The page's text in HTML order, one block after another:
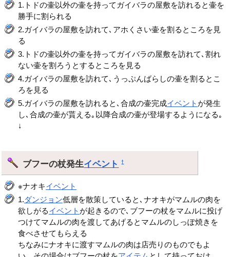
1.トドの壷以外の壷を持ってガイバラの屋敷を訪れると壷を
勝手に割られる
2.ガイバラの屋敷を訪れて､アホくさい壷を割るところを見
る
3.トドの壷以外の壷を持ってガイバラの屋敷を訪れて､割れ
ない壷を割ろうとするところを見る
4.ガイバラの屋敷を訪れて､うっぷんばらしの壷を割るとこ
ろを見る
5.ガイバラの屋敷を訪れると､合成の壷完成イベント が発生
し､合成の壷が貰える｡以降合成の壷が登場するようになる｡
↓
ブフーの杖発生イベント †
※ナオキイベント
1.ダンジョン低層を散策していると､ナオキがマムルの肉を
欲しがるイベント が起きるので､ブフーの杖をマムルに投げ
つけてマムルの肉を渡してあげるとマムルのしっぽ焼きを
食べさせてもらえる
ちなみにナオキに渡すマムルの肉は店売りのものでもよ